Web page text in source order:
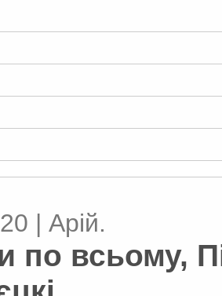
| Арій.
по всьому,